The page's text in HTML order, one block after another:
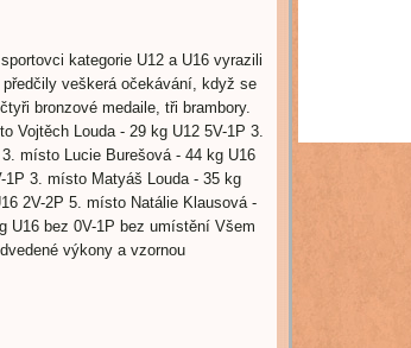
kategorie U12 a U16 vyrazili
veškerá očekávání, když se
bronzové medaile, tři brambory.
Vojtěch Louda - 29 kg U12 5V-1P 3.
místo Lucie Burešová - 44 kg U16
1P 3. místo Matyáš Louda - 35 kg
2V-2P 5. místo Natálie Klausová -
U16 bez 0V-1P bez umístění Všem
výkony a vzornou